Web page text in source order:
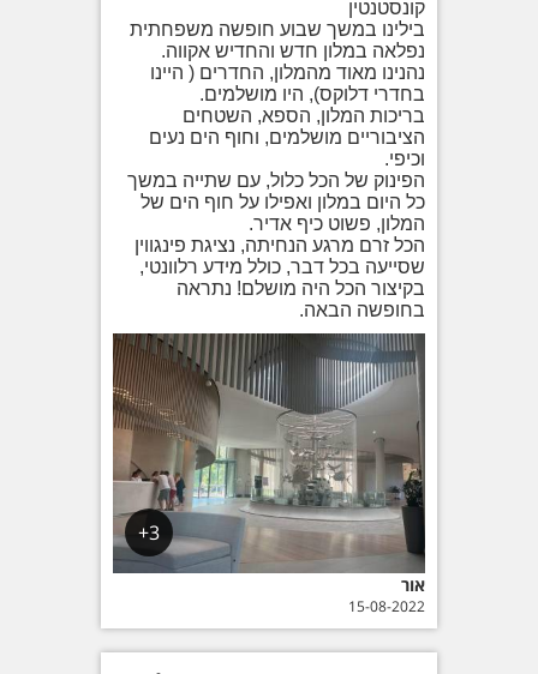
קונסטנטין
בילינו במשך שבוע חופשה משפחתית
נפלאה במלון חדש והחדיש אקווה.
נהנינו מאוד מהמלון, החדרים ( היינו
בחדרי דלוקס), היו מושלמים.
בריכות המלון, הספא, השטחים
הציבוריים מושלמים, וחוף הים נעים
וכיפי.
הפינוק של הכל כלול, עם שתייה במשך
כל היום במלון ואפילו על חוף הים של
המלון, פשוט כיף אדיר.
הכל זרם מרגע הנחיתה, נציגת פינגווין
שסייעה בכל דבר, כולל מידע רלוונטי,
בקיצור הכל היה מושלם! נתראה
בחופשה הבאה.
3+
אור
15-08-2022